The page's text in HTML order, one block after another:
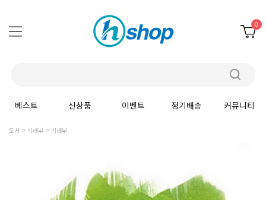
0
베스트 신상품 이벤트 정기배송 커뮤니티
도서 미래부 미래부